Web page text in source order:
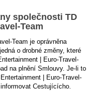
společnosti TD
Team
Team je oprávněna
o drobné změny, které
| Euro-Travel-
na plnění Smlouvy. Je-li to
| Euro-Travel-
Cestujícícho.